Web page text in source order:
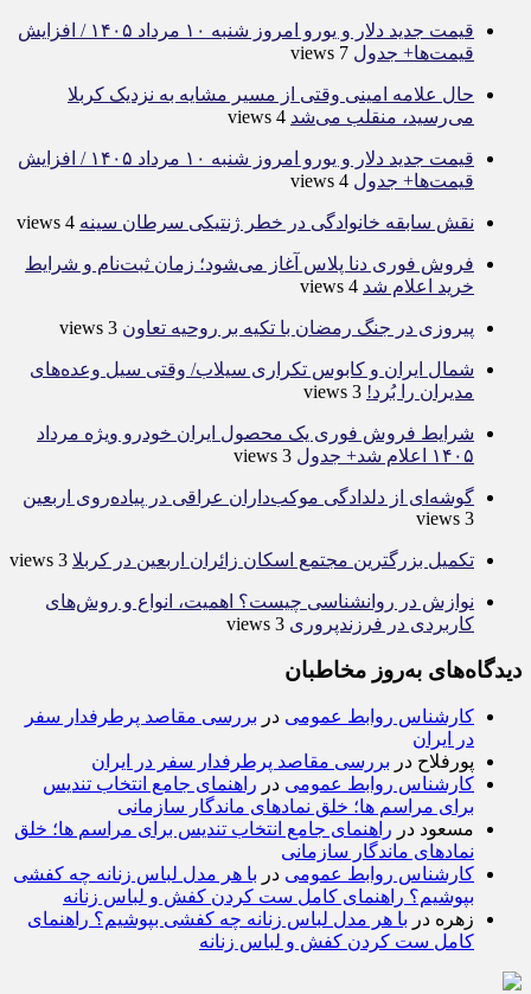
قیمت جدید دلار و یورو امروز شنبه ۱۰ مرداد ۱۴۰۵ / افزایش
قیمت‌ها+ جدول 7 views
حال علامه امینی وقتی از مسیر مشایه به نزدیک کربلا
می‌رسید، منقلب می‌شد 4 views
قیمت جدید دلار و یورو امروز شنبه ۱۰ مرداد ۱۴۰۵ / افزایش
قیمت‌ها+ جدول 4 views
نقش سابقه خانوادگی در خطر ژنتیکی سرطان سینه 4 views
فروش فوری دنا پلاس آغاز می‌شود؛ زمان ثبت‌نام و شرایط
خرید اعلام شد 4 views
پیروزی در جنگ رمضان با تکیه بر روحیه تعاون 3 views
شمال ایران و کابوس تکراری سیلاب/ وقتی سیل وعده‌های
مدیران را بُرد! 3 views
شرایط فروش فوری یک محصول ایران خودرو ویژه مرداد
۱۴۰۵ اعلام شد+ جدول
3 views
گوشه‌ای از دلدادگی موکب‌داران عراقی در پیاده‌روی اربعین
3 views
تکمیل بزرگترین مجتمع اسکان زائران اربعین در کربلا 3 views
نوازش در روانشناسی چیست؟ اهمیت، انواع و روش‌های
کاربردی در فرزندپروری 3 views
دیدگاه‌های به‌روز مخاطبان
کارشناس روابط عمومی در بررسی مقاصد پرطرفدار سفر
در ایران
پورفلاح در بررسی مقاصد پرطرفدار سفر در ایران
کارشناس روابط عمومی در راهنمای جامع انتخاب تندیس
برای مراسم ها؛ خلق نمادهای ماندگار سازمانی
مسعود در راهنمای جامع انتخاب تندیس برای مراسم ها؛ خلق
نمادهای ماندگار سازمانی
کارشناس روابط عمومی در با هر مدل لباس زنانه چه کفشی
بپوشیم؟ راهنمای کامل ست کردن کفش و لباس زنانه
زهره در با هر مدل لباس زنانه چه کفشی بپوشیم؟ راهنمای
کامل ست کردن کفش و لباس زنانه